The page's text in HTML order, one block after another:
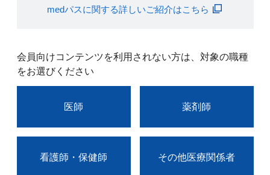
medパスに関する詳しいご紹介はこちら
会員向けコンテンツを利用されない方は、対象の職種
をお選びください
医師 薬剤師
看護師・保健師 その他医療関係者